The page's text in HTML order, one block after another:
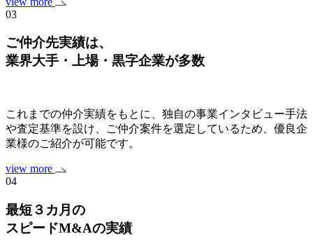
03
ご仲介先実績は、
業界大手・上場・黒字企業が多数
これまでの仲介実績をもとに、独自の事業インタビュー手法
や査定基準を設け、ご仲介案件を選定しているため、優良企
業様のご紹介が可能です。
view more
04
最短３カ月の
スピードM&Aの実績